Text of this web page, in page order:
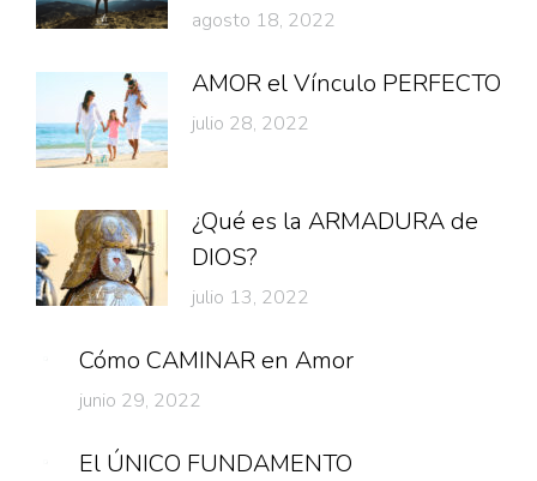
agosto 18, 2022
AMOR el Vínculo PERFECTO
julio 28, 2022
¿Qué es la ARMADURA de
DIOS?
julio 13, 2022
Cómo CAMINAR en Amor
junio 29, 2022
El ÚNICO FUNDAMENTO